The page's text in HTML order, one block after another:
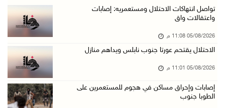
باسم الرئيس: وزير الداخلية يمنح العميد جيسون ...
الاحتلال يقتحم كفر مالك ودير جرير ومستعمرون ي ...
"التربية" تخرج الفوج الأول من مدربي المعلمين ...
05/آب/2026 06:44 م
عبد السلام السيد يفوز بترشيح الديمقراطيين لمج ...
تواصل انتهاكات الاحتلال ومستعمريه: إصابات
واعتقالات واق
05/08/2026 11:08 م
الاحتلال يقتحم عورتا جنوب نابلس ويداهم منازل
05/08/2026 11:01 م
إصابات وإحراق مساكن في هجوم للمستعمرين على
الطوبا جنوب